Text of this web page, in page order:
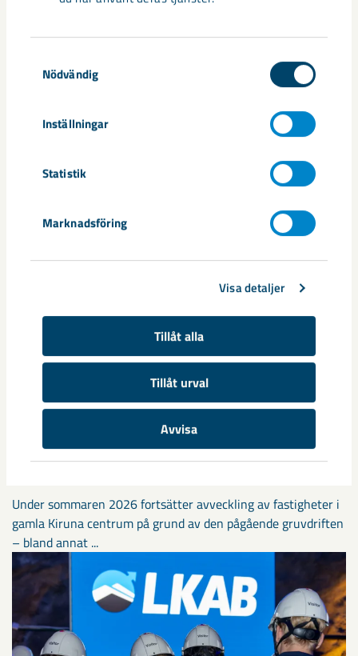
Nödvändig
Inställningar
Statistik
Marknadsföring
Visa detaljer
Tillåt alla
Tillåt urval
Avvisa
Relaterat innehåll
Sibirien-området i gamla Kiruna
centrum avvecklas under 2026
Under sommaren 2026 fortsätter avveckling av fastigheter i
gamla Kiruna centrum på grund av den pågående gruvdriften
– bland annat ...